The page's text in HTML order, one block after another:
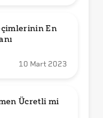
En
10 Mart 2023
Ücretli mi